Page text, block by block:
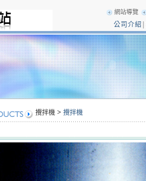
網站導覽
公司介紹
攪拌機 > 攪拌機